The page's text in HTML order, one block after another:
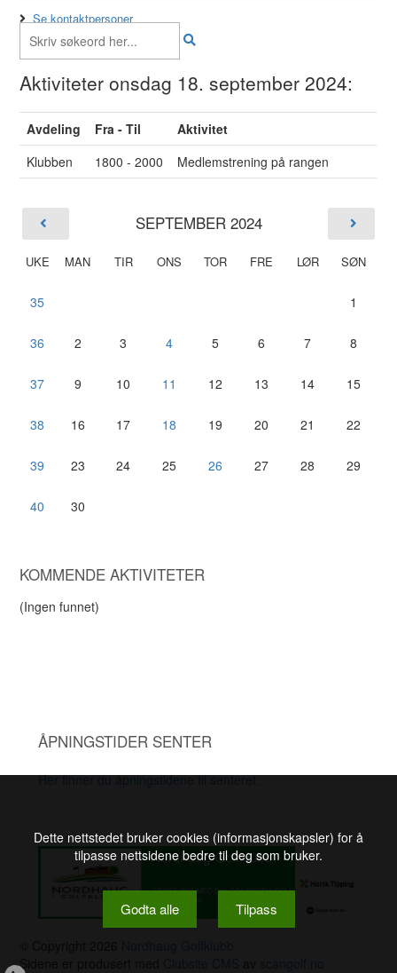
Se kontaktpersoner
Aktiviteter onsdag 18. september 2024:
Avdeling Fra - Til
Aktivitet
Klubben
1800 - 2000 Medlemstrening på rangen
SEPTEMBER 2024
UKE MAN TIR ONS TOR FRE LØR SØN
35 1
36 2 3 4 5 6 7 8
37 9 10 11 12 13 14 15
38 16 17 18 19 20 21 22
39 23 24 25 26 27 28 29
40 30
KOMMENDE AKTIVITETER
(Ingen funnet)
ÅPNINGSTIDER SENTER
Her finner du åpningstidene til senteret.
Sidene er produsert med
Dette nettstedet bruker cookies (informasjonskapsler) for å
tilpasse nettsidene bedre til deg som bruker.
Godta alle Tilpass